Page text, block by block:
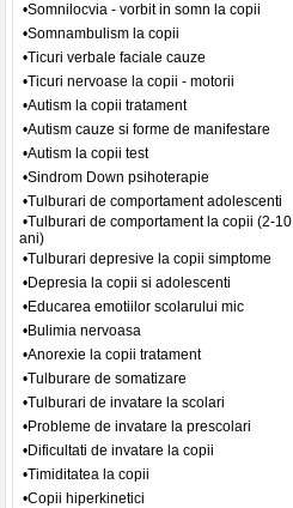
•Somnilocvia - vorbit in somn la copii
•Somnambulism la copii
•Ticuri verbale faciale cauze
•Ticuri nervoase la copii - motorii
•Autism la copii tratament
•Autism cauze si forme de manifestare
•Autism la copii test
•Sindrom Down psihoterapie
•Tulburari de comportament adolescenti
•Tulburari de comportament la copii (2-10
ani)
•Tulburari depresive la copii simptome
•Depresia la copii si adolescenti
•Educarea emotiilor scolarului mic
•Bulimia nervoasa
•Anorexie la copii tratament
•Tulburare de somatizare
•Tulburari de invatare la scolari
•Probleme de invatare la prescolari
•Dificultati de invatare la copii
•Timiditatea la copii
•Copii hiperkinetici